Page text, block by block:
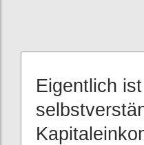
Eigentlich ist